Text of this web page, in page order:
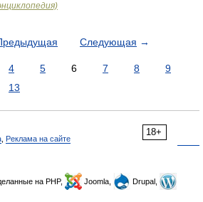
Следующая →
4 5 6 7 8
9
13
18+
Реклама на сайте
на PHP, Joomla,
Drupal,